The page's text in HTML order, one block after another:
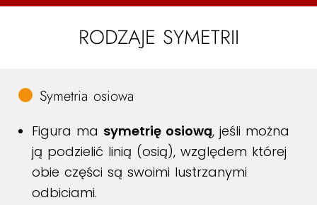
RODZAJE SYMETRII
Symetria osiowa
Figura ma symetrię osiową, jeśli można
ją podzielić linią (osią), względem której
obie części są swoimi lustrzanymi
odbiciami.